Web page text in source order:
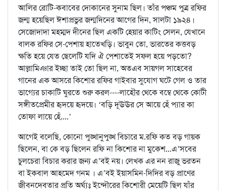
আলির রোটি-কবাবের দোকানের সুনাম ছিল। তাঁর পঞ্চম পুত্র রফির
জন্ম হয়েছিল ঈশাপ্রভুর জন্মদিনের আগের দিন, সালটা ১৯২৪।
সেজোদাদা মহম্মদ দীনের ছিল একটি হেয়ার কাটিং সেলন, যেখানে
বালক রফির সে-পেশায় হাতেখড়ি। ভাবুন তো, ভারতের কত্তবড়
ক্ষতি হয়ে যেত ছেলেটি যদি ঐ পেশাতেই সফল হয়ে পড়তো?
আল্লামিঞার ইচ্ছা তাই তো ছিল না, অতএব সায়গল সাহেবের
গানের এক আসরে কিশোর রফির গাইবার সুযোগ ঘটে গেল ও তার
ভাগ্যের চাকাটি ঘুরতে শুরু করল----লাহৌর থেকে বম্বে থেকে কোটী
সঙ্গীতপ্রেমীর হৃদয়ে হৃদয়ে। ‘বড়ি দূঊঊর সে আয়ে হেঁ প্যার কা
তোফা লায়ে হেঁ....’
আগেই বলেছি, কোনো পুঙ্খানুপুঙ্খ বিচারে ম.রফি কত বড় গায়ক
ছিলেন, বা কে বড় ছিলেন রফি না কিশোর না মুকেশ...এ’সবের
চুলচেরা বিচার করার জন্য এ’বই নয়। লেখক এর নন রাজু ভরতন
বা ইকবাল আহমেদ গনম । এ’বই ইয়াসমিন-দিদির বড় প্রাণের
জীবনদেবতার প্রতি অর্ঘ্যঃ ইন্দৌরের কিশোরী মেয়েটি ছিল যাঁর